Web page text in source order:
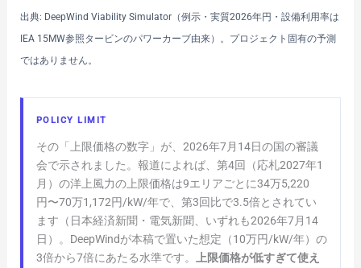
出典: DeepWind Viability Simulator（例示・実質2026年円・設備利用率は
IEA 15MW参照タービンのパワーカーブ由来）。プロジェクト固有の予測
ではありません。
POLICY LIMIT
その「上限価格の数字」が、2026年7月14日の国の審議
会で示されました。報道によれば、第4回（応札2027年1
月）の洋上風力の上限価格は9エリアごとに34万5,220
円〜70万1,172円/kW/年で、第3回比で3.5倍とされてい
ます（日本経済新聞・電気新聞、いずれも2026年7月14
日）。DeepWindが本稿で置いた想定（10万円/kW/年）の
3倍から7倍にあたる水準です。
上限価格が低すぎて使え